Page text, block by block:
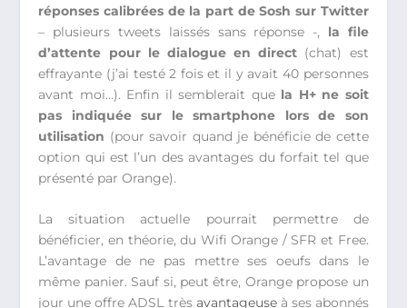
réponses calibrées de la part de Sosh sur Twitter
– plusieurs tweets laissés sans réponse -, la file
d’attente pour le dialogue en direct (chat) est
effrayante (j’ai testé 2 fois et il y avait 40 personnes
avant moi…). Enfin il semblerait que la H+ ne soit
pas indiquée sur le smartphone lors de son
utilisation (pour savoir quand je bénéficie de cette
option qui est l’un des avantages du forfait tel que
présenté par Orange).
La situation actuelle pourrait permettre de
bénéficier, en théorie, du Wifi Orange / SFR et Free.
L’avantage de ne pas mettre ses oeufs dans le
même panier. Sauf si, peut être, Orange propose un
jour une offre ADSL très avantageuseà ses abonnés